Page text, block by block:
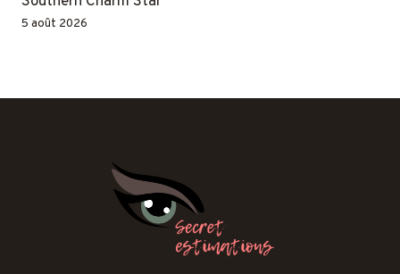
5 août 2026